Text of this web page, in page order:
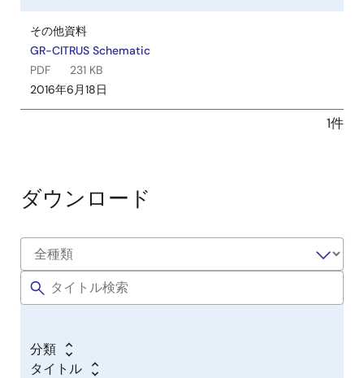
その他資料
GR-CITRUS Schematic
PDF
231 KB
2016年6月18日
1件
ダウンロード
分類
タイトル